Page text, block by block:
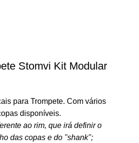
Stomvi Kit Modular
para Trompete. Com vários
disponíveis.
ao rim, que irá definir o
das copas e do "shank";